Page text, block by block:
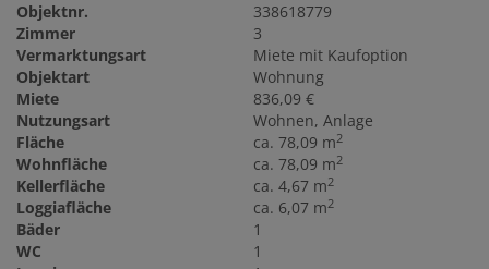
Objektnr.
338618779
Zimmer
3
Vermarktungsart
Miete mit Kaufoption
Objektart
Wohnung
Miete
836,09 €
Nutzungsart
Wohnen Anlage
Fläche
ca. 78,09 m2
Wohnfläche ca. 78,09 m2
Kellerfläche ca. 4,67 m2
Loggiafläche ca. 6,07 m2
Bäder
1
WC
1